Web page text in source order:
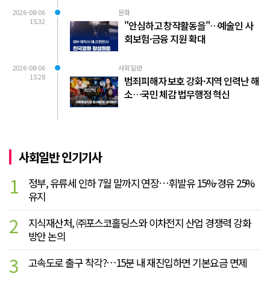
2026-08-06
15:32
문화
"안심하고 창작활동을"…예술인 사
회보험·금융 지원 확대
2026-08-06
15:28
사회일반
범죄피해자 보호 강화·지역 인력난 해
소…국민 체감 법무행정 혁신
사회일반 인기기사
1
정부, 유류세 인하 7월 말까지 연장…휘발유 15%·경유 25%
유지
2
지식재산처, ㈜포스코홀딩스와 이차전지 산업 경쟁력 강화
방안 논의
3 고속도로 출구 착각?…15분 내 재진입하면 기본요금 면제